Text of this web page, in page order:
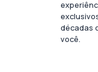
décadas
você.